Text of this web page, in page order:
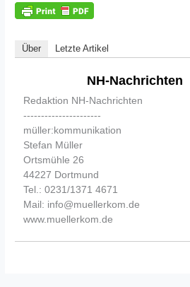
Über Letzte Artikel
NH-Nachrichten
Redaktion NH-Nachrichten
----------------------
müller:kommunikation
Stefan Müller
Ortsmühle 26
44227 Dortmund
Tel.: 0231/1371 4671
Mail: info@muellerkom.de
www.muellerkom.de